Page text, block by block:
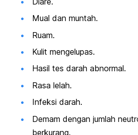
Mual dan muntah.
Ruam.
Kulit mengelupas.
Hasil tes darah abnormal.
Rasa lelah.
Infeksi darah.
Demam dengan jumlah
berkurang.